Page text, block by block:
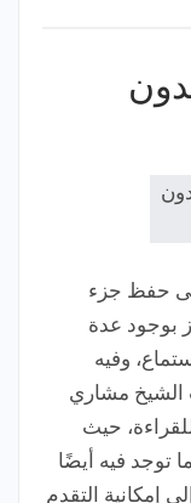
حفظ جزء
بوجود عدة
وفيه
مشاري
حيث
توجد فيه أيضًا
إمكانية التقدم